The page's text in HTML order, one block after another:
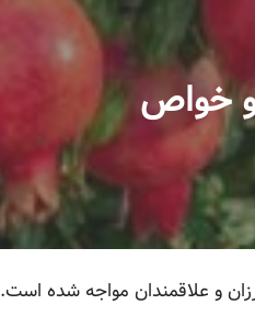
و خواص
و علاقمندان مواجه شده است.